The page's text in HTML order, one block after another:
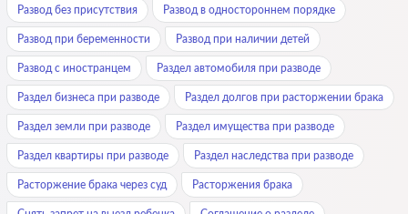
Развод без присутствия Развод в одностороннем порядке
Развод при беременности Развод при наличии детей
Развод с иностранцем Раздел автомобиля при разводе
Раздел бизнеса при разводе Раздел долгов при расторжении брака
Раздел земли при разводе Раздел имущества при разводе
Раздел квартиры при разводе Раздел наследства при разводе
Расторжение брака через суд Расторжения брака